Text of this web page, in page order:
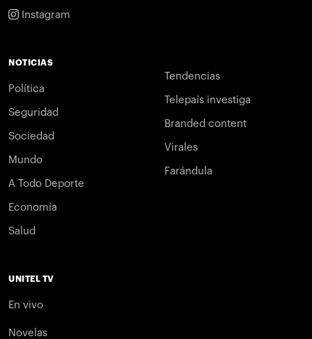
Instagram
NOTICIAS
Política
Seguridad
Sociedad
Mundo
A Todo Deporte
Economía
Salud
Tendencias
Telepaís investiga
Branded content
Virales
Farándula
UNITEL TV
En vivo
Novelas